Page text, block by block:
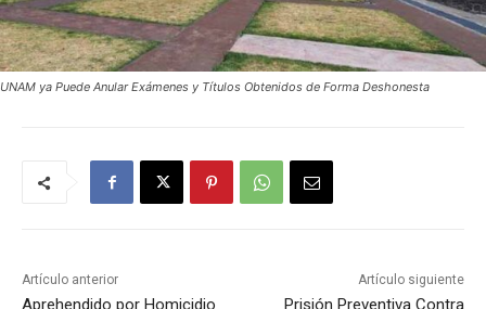
UNAM ya Puede Anular Exámenes y Títulos Obtenidos de Forma Deshonesta
Artículo anterior Artículo siguiente